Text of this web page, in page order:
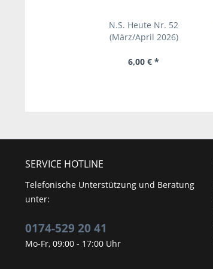
N.S. Heute Nr. 52
(März/April 2026)
6,00 € *
SERVICE HOTLINE
Telefonische Unterstützung und Beratung
unter:
0174-529 20 41
Mo-Fr, 09:00 - 17:00 Uhr